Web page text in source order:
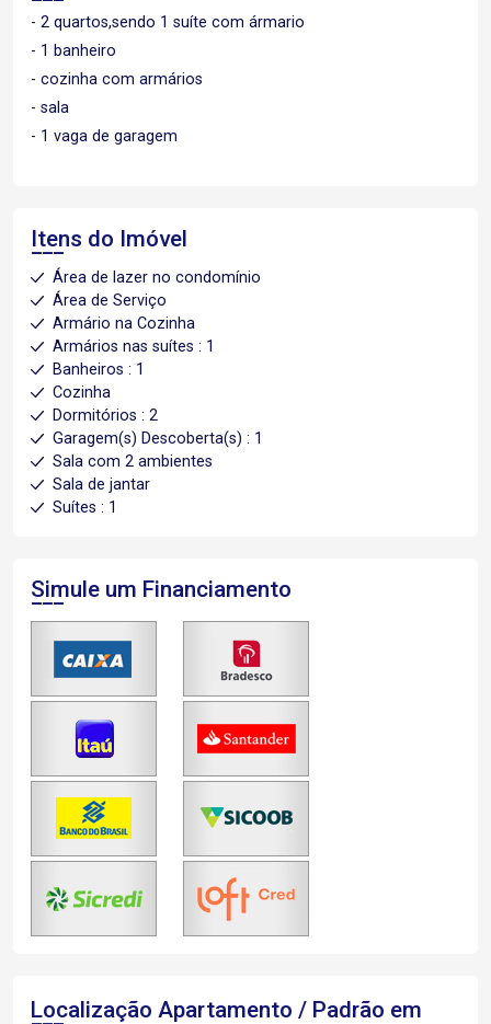
- 2 quartos,sendo 1 suíte com ármario
- 1 banheiro
- cozinha com armários
- sala
- 1 vaga de garagem
Itens do Imóvel
Área de lazer no condomínio
Área de Serviço
Armário na Cozinha
Armários nas suítes : 1
Banheiros : 1
Cozinha
Dormitórios : 2
Garagem(s) Descoberta(s) : 1
Sala com 2 ambientes
Sala de jantar
Suítes : 1
Simule um Financiamento
Localização Apartamento / Padrão em